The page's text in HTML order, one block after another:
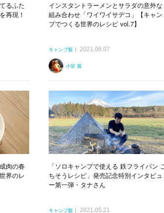
るふた
再現！
インスタントラーメンとサラダの意外な
組み合わせ「ワイワイサデコ」【キャン
プでつくる世界のレシピ vol.7】
キャンプ飯 2021.06.07
小笹 翼
肉の春
界のレ
「ソロキャンプで使える 鉄フライパン
ちそうレシピ」発売記念特別インタビュ
ー第一弾・タナさん
キャンプ飯 2021.05.21